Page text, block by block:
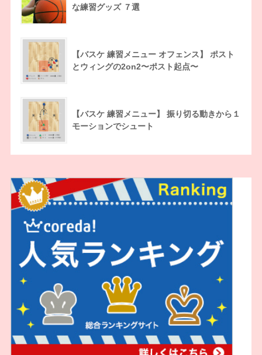
な練習グッズ ７選
【バスケ 練習メニュー オフェンス】 ポスト
とウィングの2on2〜ポスト起点〜
【バスケ 練習メニュー】 振り切る動きから１
モーションでシュート